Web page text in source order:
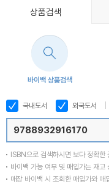
상품검색
바이백 상품검색
국내도서 외국도서
ISBN으로 검색하시면 보다 정확한
바이백 가능 여부 및 매입가는 재고
매장 바이백 시 조회한 매입가와 매